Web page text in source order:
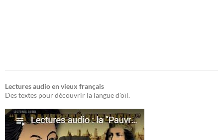
Lectures audio en vieux français
Des textes pour découvrir la langue d'oïl.